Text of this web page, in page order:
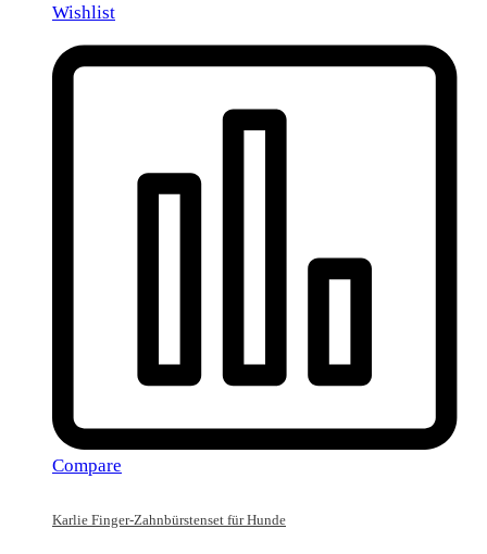
Wishlist
Compare
Karlie Finger-Zahnbürstenset für Hunde